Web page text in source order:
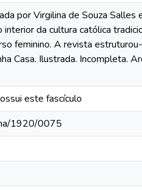
por Virgilina de Souza
interior da cultura católica
feminino. A revista
Casa. Ilustrada. Incompleta.
este fascículo
1920/0075